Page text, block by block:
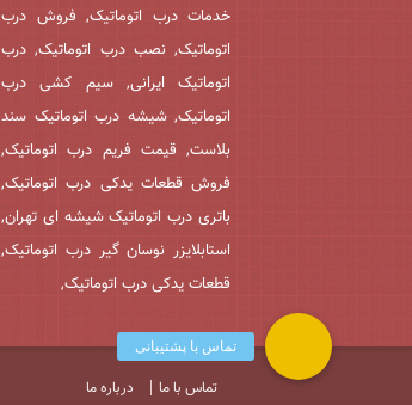
خدمات درب اتوماتیک, فروش درب
اتوماتیک, نصب درب اتوماتیک, درب
اتوماتیک ایرانی, سیم کشی درب
اتوماتیک, شیشه درب اتوماتیک سند
بلاست, قیمت فریم درب اتوماتیک,
فروش قطعات یدکی درب اتوماتیک,
باتری درب اتوماتیک شیشه ای تهران,
استابلایزر نوسان گیر درب اتوماتیک,
قطعات یدکی درب اتوماتیک,
درباره ما تماس با ما